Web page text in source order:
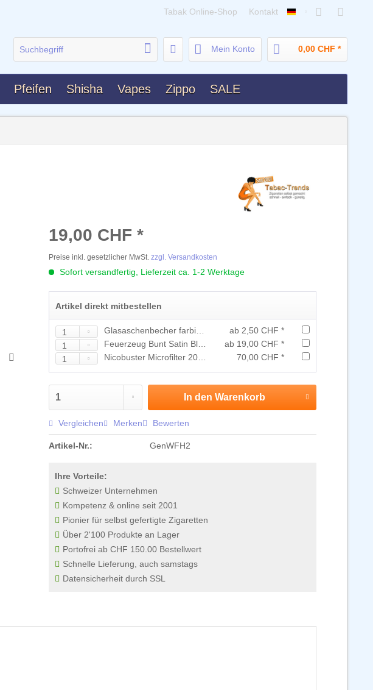
Tabak Online-Shop Kontakt Deutsch
Mein Konto 0,00 CHF *
Pfeifen Shisha Vapes Zippo SALE
19,00 CHF *
Preise inkl. gesetzlicher MwSt. zzgl. Versandkosten
Sofort versandfertig, Lieferzeit ca. 1-2 Werktage
Artikel direkt mitbestellen
Glasaschenbecher farbig 11cm
ab 2,50 CHF *
Feuerzeug Bunt Satin Block mit 50 Stk.
ab 19,00 CHF *
Nicobuster Microfilter 20 Stück + 4 gratis
70,00 CHF *
In den Warenkorb
Vergleichen Merken Bewerten
Artikel-Nr.: GenWFH2
Ihre Vorteile:
Schweizer Unternehmen
Kompetenz & online seit 2001
Pionier für selbst gefertigte Zigaretten
Über 2'100 Produkte an Lager
Portofrei ab CHF 150.00 Bestellwert
Schnelle Lieferung, auch samstags
Datensicherheit durch SSL